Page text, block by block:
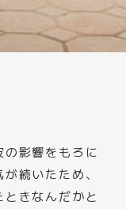
影響をもろに
続いたため、
きなんだかと